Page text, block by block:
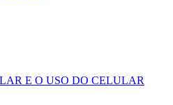
E O USO DO CELULAR